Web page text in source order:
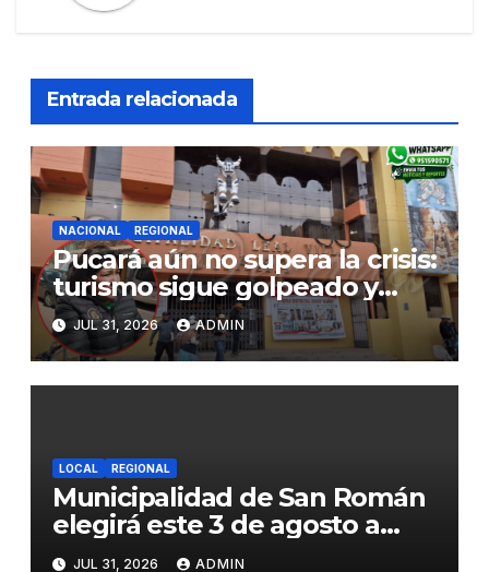
Entrada relacionada
NACIONAL REGIONAL
Pucará aún no supera la crisis:
turismo sigue golpeado y
alcaldesa exige al nuevo
Gobierno fondos para obras
paralizadas
JUL 31, 2026 ADMIN
LOCAL REGIONAL
Municipalidad de San Román
elegirá este 3 de agosto a
representantes del Comité
JUL 31, 2026 ADMIN